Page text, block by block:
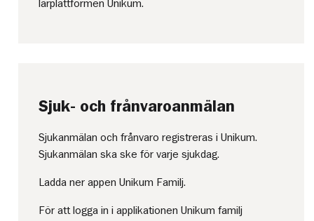
lärplattformen Unikum.
Sjuk- och frånvaroanmälan
Sjukanmälan och frånvaro registreras i Unikum.
Sjukanmälan ska ske för varje sjukdag.
Ladda ner appen Unikum Familj.
För att logga in i applikationen Unikum familj